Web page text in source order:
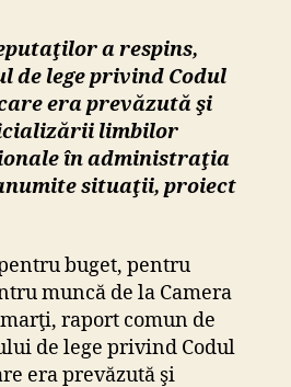
a respins,
de lege privind Codul
era prevăzută şi
limbilor
în administraţia
situaţii, proiect
buget, pentru
muncă de la Camera
raport comun de
de lege privind Codul
era prevăzută şi